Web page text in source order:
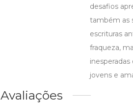
desafios
também as
escrituras
fraqueza,
jovens e
Avaliações